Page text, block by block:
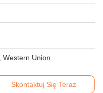
Western Union
Skontaktuj Się Teraz